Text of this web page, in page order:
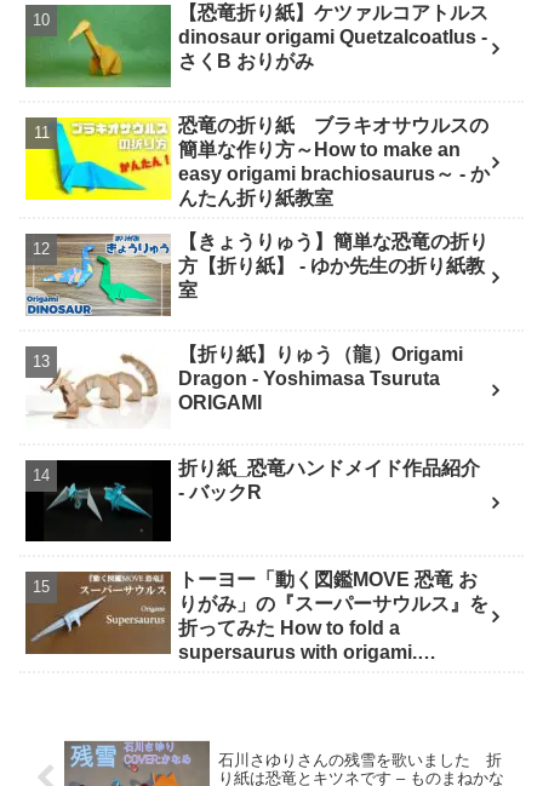
【恐竜折り紙】ケツァルコアトルス
dinosaur origami Quetzalcoatlus -
さくB おりがみ
恐竜の折り紙 ブラキオサウルスの
簡単な作り方～How to make an
easy origami brachiosaurus～ - か
んたん折り紙教室
【きょうりゅう】簡単な恐竜の折り
方【折り紙】 - ゆか先生の折り紙教
室
【折り紙】りゅう（龍）Origami
Dragon - Yoshimasa Tsuruta
ORIGAMI
折り紙_恐竜ハンドメイド作品紹介
- バックR
トーヨー「動く図鑑MOVE 恐竜 お
りがみ」の『スーパーサウルス』を
折ってみた How to fold a
supersaurus with origami.
石川さゆりさんの残雪を歌いました 折
り紙は恐竜とキツネです – ものまねかな